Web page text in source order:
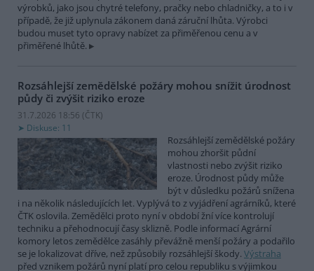
výrobků, jako jsou chytré telefony, pračky nebo chladničky, a to i v
případě, že již uplynula zákonem daná záruční lhůta. Výrobci
budou muset tyto opravy nabízet za přiměřenou cenu a v
přiměřené lhůtě.
Rozsáhlejší zemědělské požáry mohou snížit úrodnost
půdy či zvýšit riziko eroze
31.7.2026 18:56 (ČTK)
Diskuse: 11
Rozsáhlejší zemědělské požáry
mohou zhoršit půdní
vlastnosti nebo zvýšit riziko
eroze. Úrodnost půdy může
být v důsledku požárů snížena
i na několik následujících let. Vyplývá to z vyjádření agrárníků, které
ČTK oslovila. Zemědělci proto nyní v období žní více kontrolují
techniku a přehodnocují časy sklizně. Podle informací Agrární
komory letos zemědělce zasáhly převážně menší požáry a podařilo
se je lokalizovat dříve, než způsobily rozsáhlejší škody. Výstraha
před vznikem požárů nyní platí pro celou republiku s výjimkou